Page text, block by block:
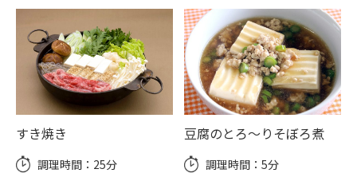
すき焼き
調理時間： 25分
豆腐のとろ～りそぼろ煮
調理時間： 5分